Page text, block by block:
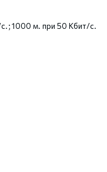
1000 м. при 50 Кбит/с.